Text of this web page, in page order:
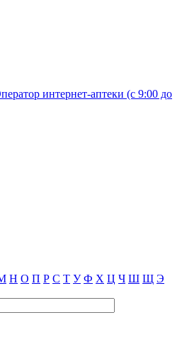
интернет-аптеки (с 9:00 до
Н О П Р С Т У Ф Х Ц Ч Ш Щ Э